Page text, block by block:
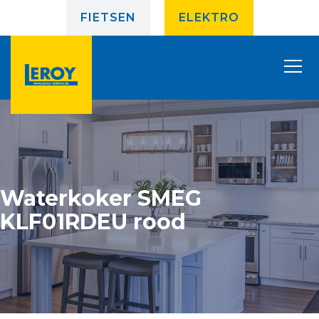
FIETSEN ELEKTRO
Waterkoker SMEG
KLF01RDEU rood